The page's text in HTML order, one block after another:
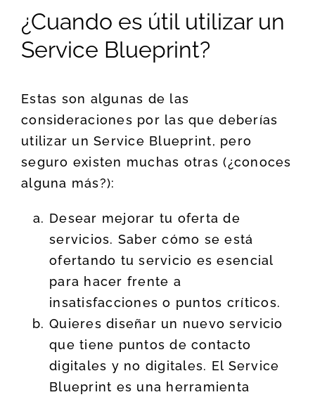
¿Cuando es útil utilizar un
Service Blueprint?
Estas son algunas de las
consideraciones por las que deberías
utilizar un Service Blueprint, pero
seguro existen muchas otras (¿conoces
alguna más?):
Desear mejorar tu oferta de
servicios. Saber cómo se está
ofertando tu servicio es esencial
para hacer frente a
insatisfacciones o puntos críticos.
Quieres diseñar un nuevo servicio
que tiene puntos de contacto
digitales y no digitales. El Service
Blueprint es una herramienta